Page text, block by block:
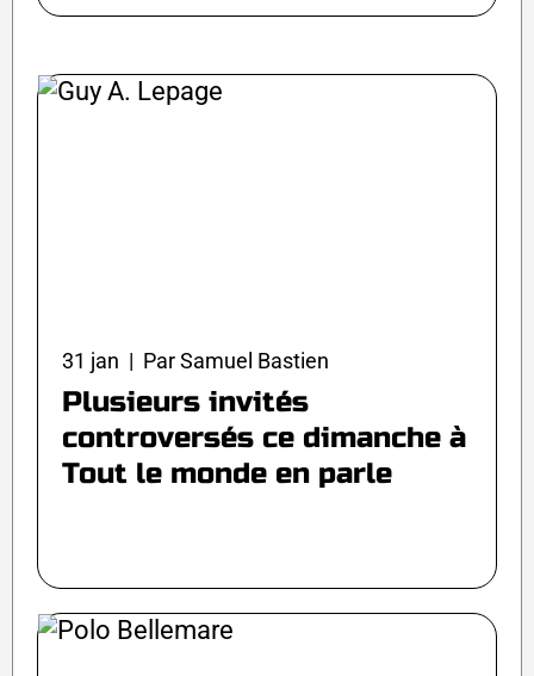
31 jan | Par Samuel Bastien
Plusieurs invités
controversés ce dimanche à
Tout le monde en parle